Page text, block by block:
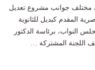
مختلف جوانب مشروع تعديل
المقدم كبديل للثانوية
النواب، برئاسة الدكتور
المشتركة …